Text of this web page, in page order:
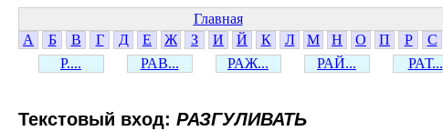
Главная
А
Б В Г Д Е Ж З И Й К Л М Н О П Р С
Р....
РАВ... РАЖ... РАЙ... РАТ...
Текстовый вход: РАЗГУЛИВАТЬ